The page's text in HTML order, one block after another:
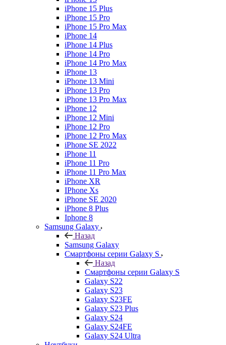
iPhone 15 Plus
iPhone 15 Pro
iPhone 15 Pro Max
iPhone 14
iPhone 14 Plus
iPhone 14 Pro
iPhone 14 Pro Max
iPhone 13
iPhone 13 Mini
iPhone 13 Pro
iPhone 13 Pro Max
iPhone 12
iPhone 12 Mini
iPhone 12 Pro
iPhone 12 Pro Max
iPhone SE 2022
iPhone 11
iPhone 11 Pro
iPhone 11 Pro Max
iPhone XR
IPhone Xs
iPhone SE 2020
iPhone 8 Plus
Iphone 8
Samsung Galaxy
Назад
Samsung Galaxy
Смартфоны серии Galaxy S
Назад
Смартфоны серии Galaxy S
Galaxy S22
Galaxy S23
Galaxy S23FE
Galaxy S23 Plus
Galaxy S24
Galaxy S24FE
Galaxy S24 Ultra